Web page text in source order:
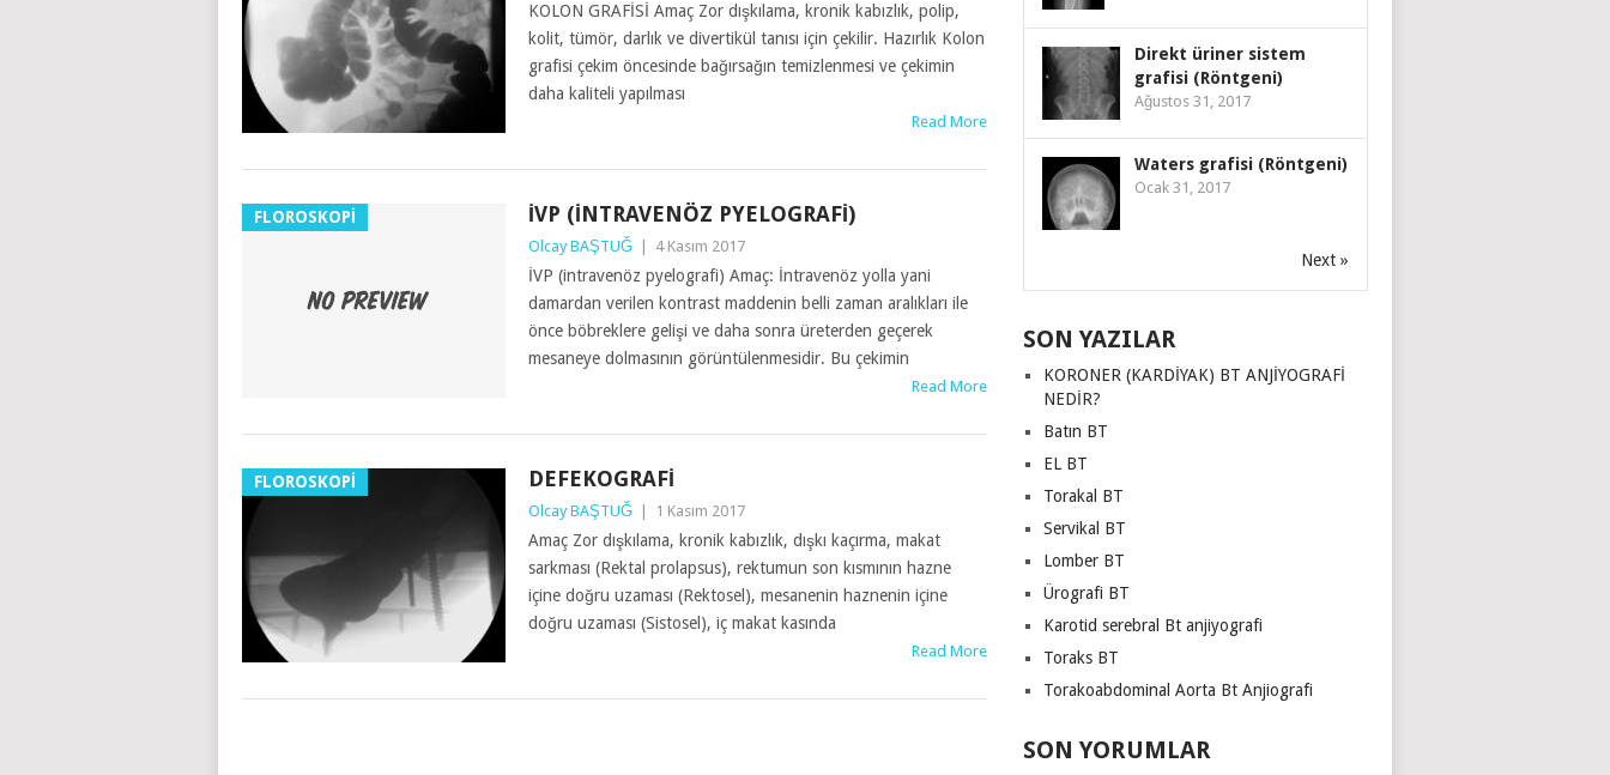
KOLON GRAFİSİ Amaç Zor dışkılama, kronik kabızlık, polip,
kolit, tümör, darlık ve divertikül tanısı için çekilir. Hazırlık Kolon
grafisi çekim öncesinde bağırsağın temizlenmesi ve çekimin
daha kaliteli yapılması
Read More
FLOROSKOPİ İVP (INTRAVENÖZ PYELOGRAFI)
Olcay BAŞTUĞ 4 Kasım 2017
İVP (intravenöz pyelografi) Amaç: İntravenöz yolla yani
damardan verilen kontrast maddenin belli zaman aralıkları ile
önce böbreklere gelişi ve daha sonra üreterden geçerek
mesaneye dolmasının görüntülenmesidir. Bu çekimin
Read More
FLOROSKOPİ DEFEKOGRAFI
Olcay BAŞTUĞ 1 Kasım 2017
Amaç Zor dışkılama, kronik kabızlık, dışkı kaçırma, makat
sarkması (Rektal prolapsus), rektumun son kısmının hazne
içine doğru uzaması (Rektosel), mesanenin haznenin içine
doğru uzaması (Sistosel), iç makat kasında
Read More
Direkt üriner sistem
grafisi (Röntgeni)
Ağustos 31, 2017
Waters grafisi (Röntgeni)
Ocak 31, 2017
Next »
SON YAZILAR
KORONER (KARDİYAK) BT ANJİYOGRAFİ
NEDİR?
Batın BT
EL BT
Torakal BT
Servikal BT
Lomber BT
Ürografi BT
Karotid serebral Bt anjiyografi
Toraks BT
Torakoabdominal Aorta Bt Anjiografi
SON YORUMLAR